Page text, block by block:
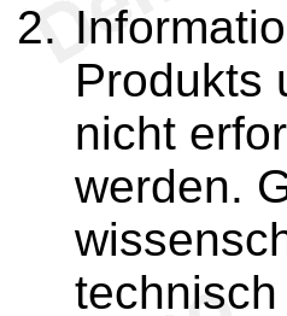
Produkts
nicht
werden.